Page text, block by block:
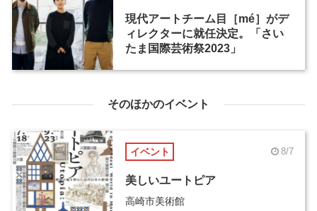
現代アートチーム目［mé］がデ
ィレクターに就任決定。「さい
たま国際芸術祭2023」
そのほかのイベント
イベント 8/7
美しいユートピア
高崎市美術館